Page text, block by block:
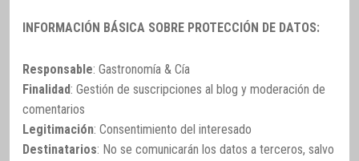
INFORMACIÓN BÁSICA SOBRE PROTECCIÓN DE DATOS:
Responsable: Gastronomía & Cía
Finalidad: Gestión de suscripciones al blog y moderación de
comentarios
Legitimación: Consentimiento del interesado
Destinatarios: No se comunicarán los datos a terceros, salvo